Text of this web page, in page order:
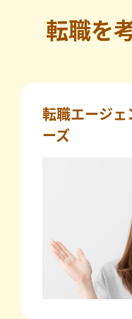
転職を
転職エージ
ーズ